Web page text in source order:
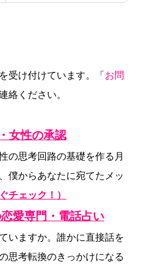
を受け付けています。「 お問
絡ください。
女性の承認
の思考回路の基礎を作る月
僕からあなたに宛てたメッ
チェック！）
愛専門・電話占い
いますか。誰かに直接話を
思考転換のきっかけになる